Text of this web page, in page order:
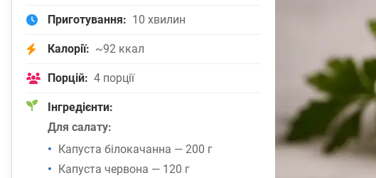
Приготування: 10 хвилин
Калорії: ~92 ккал
Порцій: 4 порції
Інгредієнти:
Для салату:
Капуста білокачанна — 200 г
Капуста червона — 120 г